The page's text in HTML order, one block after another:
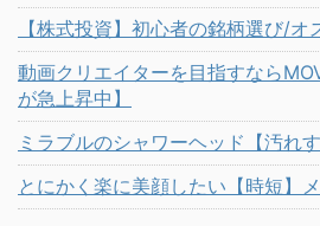
【株式投資】初心者の銘柄選び/オ
動画クリエイターを目指すなら
が急上昇中】
ミラブルのシャワーヘッド【汚れ
とにかく楽に美顔したい【時短】